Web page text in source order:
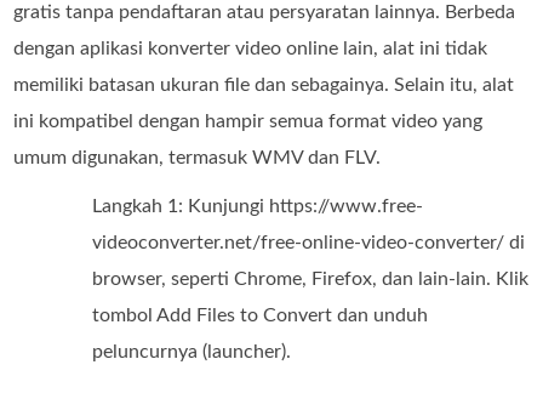
gratis tanpa pendaftaran atau persyaratan lainnya. Berbeda
dengan aplikasi konverter video online lain, alat ini tidak
memiliki batasan ukuran file dan sebagainya. Selain itu, alat
ini kompatibel dengan hampir semua format video yang
umum digunakan, termasuk WMV dan FLV.
Langkah 1: Kunjungi https://www.free-
videoconverter.net/free-online-video-converter/ di
browser, seperti Chrome, Firefox, dan lain-lain. Klik
tombol Add Files to Convert dan unduh
peluncurnya (launcher).